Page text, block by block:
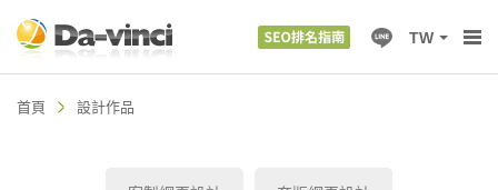
TW
首頁 設計作品